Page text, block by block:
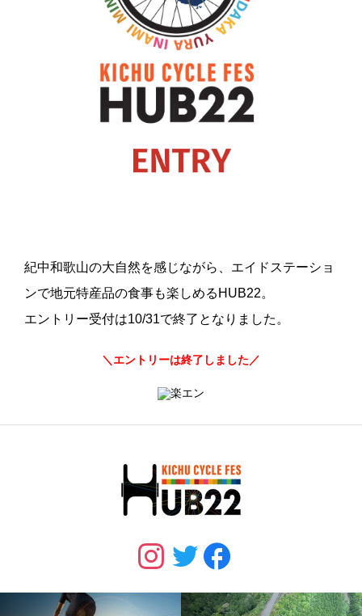
紀中和歌山の大自然を感じながら、エイドステーショ
ンで地元特産品の食事も楽しめるHUB22。
エントリー受付は10/31で終了となりました。
＼エントリーは終了しました／